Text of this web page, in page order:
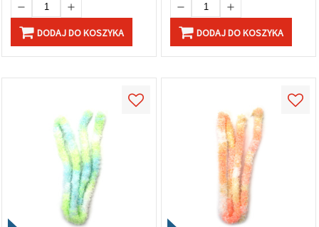
DODAJ DO KOSZYKA DODAJ DO KOSZYKA